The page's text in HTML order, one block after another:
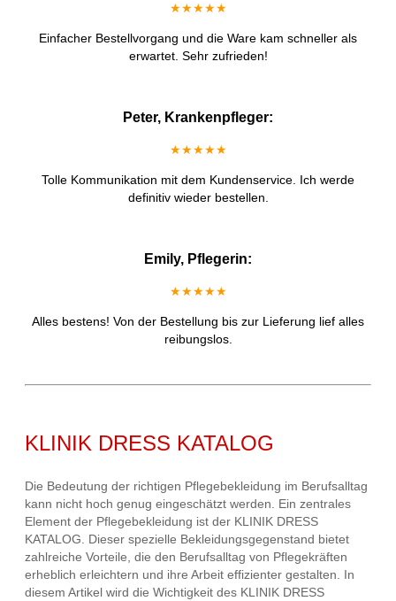
★★★★★
Einfacher Bestellvorgang und die Ware kam schneller als
erwartet. Sehr zufrieden!
Peter, Krankenpfleger:
★★★★★
Tolle Kommunikation mit dem Kundenservice. Ich werde
definitiv wieder bestellen.
Emily, Pflegerin:
★★★★★
Alles bestens! Von der Bestellung bis zur Lieferung lief alles
reibungslos.
KLINIK DRESS KATALOG
Die Bedeutung der richtigen Pflegebekleidung im Berufsalltag
kann nicht hoch genug eingeschätzt werden. Ein zentrales
Element der Pflegebekleidung ist der KLINIK DRESS
KATALOG. Dieser spezielle Bekleidungsgegenstand bietet
zahlreiche Vorteile, die den Berufsalltag von Pflegekräften
erheblich erleichtern und ihre Arbeit effizienter gestalten. In
diesem Artikel wird die Wichtigkeit des KLINIK DRESS